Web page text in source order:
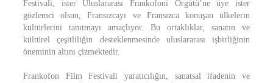
Festivali, ister Uluslararası Frankofoni Örgütü’ne üye ister
gözlemci olsun, Fransızcayı ve Fransızca konuşan ülkelerin
kültürlerini tanıtmayı amaçlıyor. Bu ortaklıklar, sanatın ve
kültürel çeşitliliğin desteklenmesinde uluslararası işbirliğinin
öneminin altını çizmektedir.
Frankofon Film Festivali yaratıcılığın, sanatsal ifadenin ve